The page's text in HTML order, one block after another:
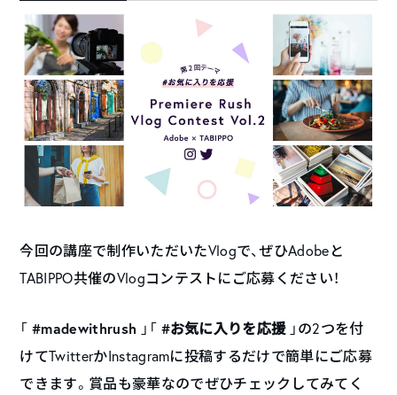
今回の講座で制作いただいたVlogで、ぜひAdobeと
TABIPPO共催のVlogコンテストにご応募ください！
「#madewithrush 」「 #お気に入りを応援」の2つを付
けてTwitterかInstagramに投稿するだけで簡単にご応募
できます。賞品も豪華なのでぜひチェックしてみてく